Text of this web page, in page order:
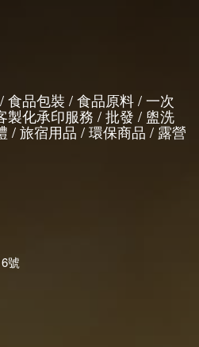
食品包裝 / 食品原料 / 一次
製化承印服務 / 批發 / 盥洗
/ 旅宿用品 / 環保商品 / 露營
號